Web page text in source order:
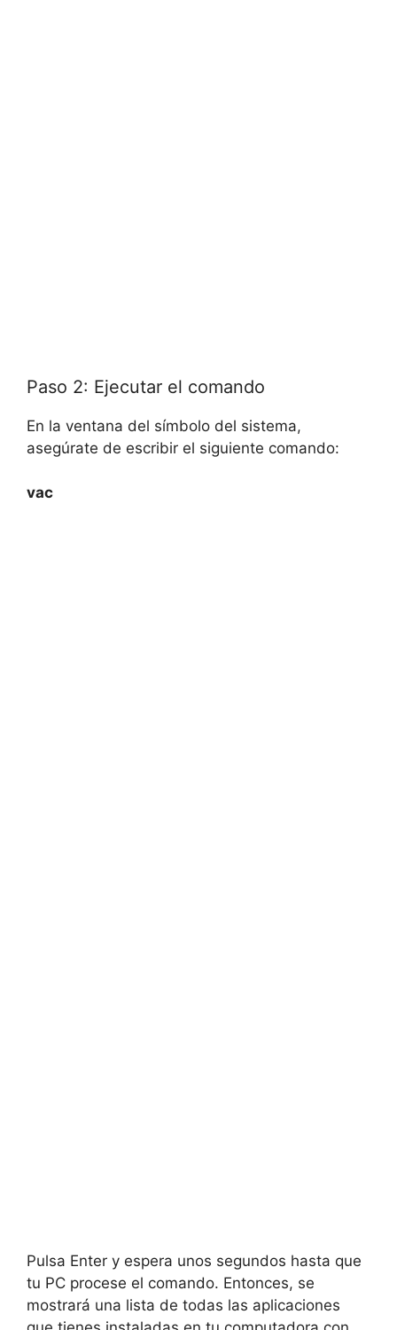
Paso 2: Ejecutar el comando
En la ventana del símbolo del sistema,
asegúrate de escribir el siguiente comando:
vac
Pulsa Enter y espera unos segundos hasta que
tu PC procese el comando. Entonces, se
mostrará una lista de todas las aplicaciones